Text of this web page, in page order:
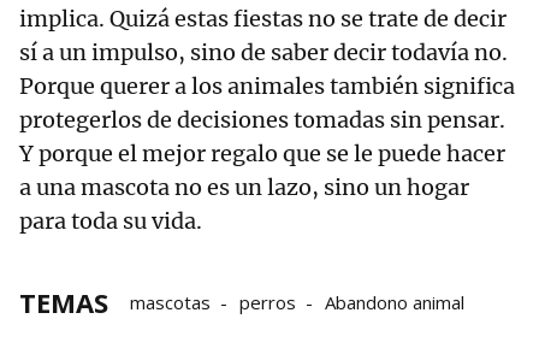
implica. Quizá estas fiestas no se trate de decir
sí a un impulso, sino de saber decir todavía no.
Porque querer a los animales también significa
protegerlos de decisiones tomadas sin pensar.
Y porque el mejor regalo que se le puede hacer
a una mascota no es un lazo, sino un hogar
para toda su vida.
TEMAS mascotas perros Abandono animal